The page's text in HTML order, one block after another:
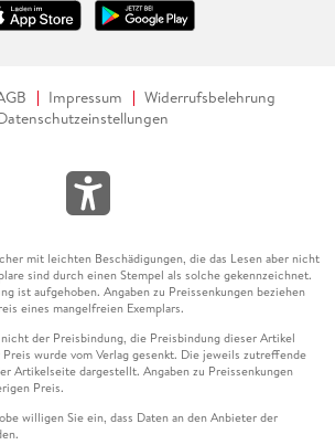
Impressum
Widerrufsbelehrung
mit leichten Beschädigungen, die das Lesen aber nicht
sind durch einen Stempel als solche gekennzeichnet.
ist aufgehoben. Angaben zu Preissenkungen beziehen
eines mangelfreien Exemplars.
der Preisbindung, die Preisbindung dieser Artikel
wurde vom Verlag gesenkt. Die jeweils zutreffende
Artikelseite dargestellt. Angaben zu Preissenkungen
Preis.
willigen Sie ein, dass Daten an den Anbieter der